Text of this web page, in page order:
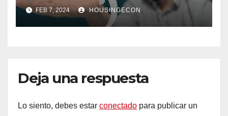
FEB 7, 2024 HOUSINGECON
Deja una respuesta
Lo siento, debes estar conectado para publicar un